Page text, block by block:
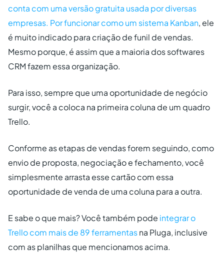
conta com uma versão gratuita usada por diversas
empresas. Por funcionar como um sistema Kanban, ele
é muito indicado para criação de funil de vendas.
Mesmo porque, é assim que a maioria dos softwares
CRM fazem essa organização.
Para isso, sempre que uma oportunidade de negócio
surgir, você a coloca na primeira coluna de um quadro
Trello.
Conforme as etapas de vendas forem seguindo, como
envio de proposta, negociação e fechamento, você
simplesmente arrasta esse cartão com essa
oportunidade de venda de uma coluna para a outra.
E sabe o que mais? Você também pode integrar o
Trello com mais de 89 ferramentasna Pluga, inclusive
com as planilhas que mencionamos acima.